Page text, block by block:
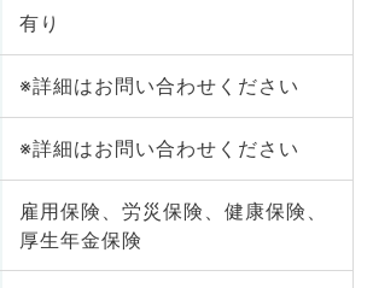
有り
※詳細はお問い合わせください
※詳細はお問い合わせください
雇用保険、労災保険、健康保険、
厚生年金保険